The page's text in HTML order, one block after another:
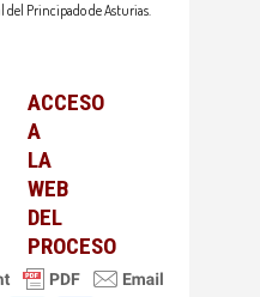
del Principado de Asturias.
ACCESO
A
LA
WEB
DEL
PROCESO